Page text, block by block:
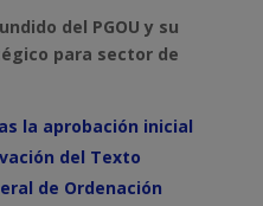
del PGOU y su
para sector de
la aprobación inicial
del Texto
de Ordenación